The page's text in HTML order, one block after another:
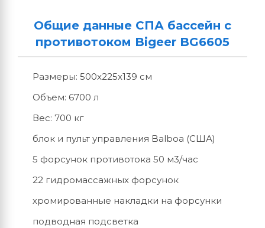
Общие данные СПА бассейн с
противотоком Bigeer BG6605
Размеры: 500x225x139 см
Объем: 6700 л
Вес: 700 кг
блок и пульт управления Balboa (США)
5 форсунок противотока 50 м3/час
22 гидромассажных форсунок
хромированные накладки на форсунки
подводная подсветка